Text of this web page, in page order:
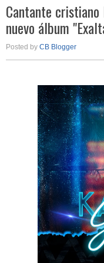
Cantante
nuevo álbum
Posted by CB Blogger